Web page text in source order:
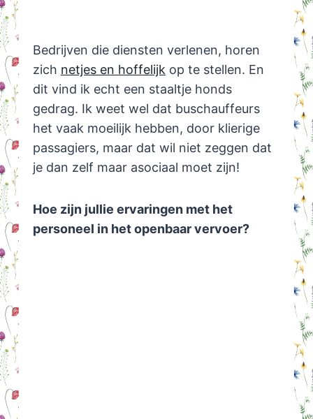
Bedrijven die diensten verlenen, horen
zich netjes en hoffelijk op te stellen. En
dit vind ik echt een staaltje honds
gedrag. Ik weet wel dat buschauffeurs
het vaak moeilijk hebben, door klierige
passagiers, maar dat wil niet zeggen dat
je dan zelf maar asociaal moet zijn!
Hoe zijn jullie ervaringen met het
personeel in het openbaar vervoer?